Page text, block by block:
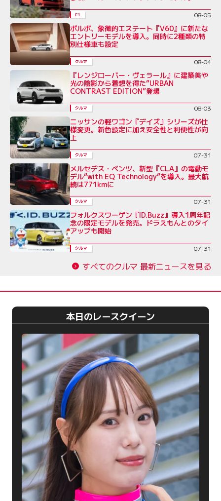
F1 08-05
ボルボ、象徴的エステート『V60』に新たな
エントリーモデルを導入。同時に2種類の特
別仕様車も設定
クルマ 08-04
『レンジローバー・ヴェラール』に建築美や
光の陰影から着想を得た“URBAN
CONTRAST EDITION”登場
クルマ 08-03
ニッサンの軽ワゴン『デイズ』シリーズが仕
様変更。新色設定に加え安全性と利便性が向
上
クルマ 07-31
メルセデス・ベンツ、新型『CLA』の電動モ
デル“with EQ Technology”を導入。最大航
続は771kmに
クルマ 07-31
フォルクスワーゲン『ID.Buzz』導入1周年記
念の限定モデルを発売。ドラえもんとのタイ
アップも開始
クルマ 07-31
すべてのクルマ 最新ニュースを見る
本日のレースクイーン